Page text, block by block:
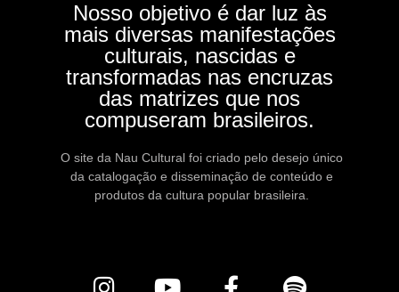
Nosso objetivo é dar luz às
mais diversas manifestações
culturais, nascidas e
transformadas nas encruzas
das matrizes que nos
compuseram brasileiros.
O site da Nau Cultural foi criado pelo desejo único
da catalogação e disseminação de conteúdo e
produtos da cultura popular brasileira.